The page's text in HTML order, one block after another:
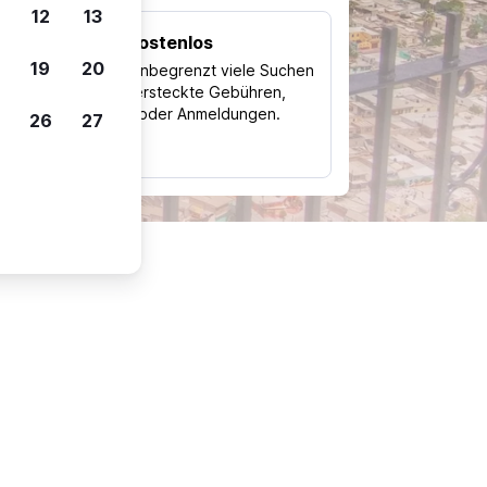
Kostenlos
Nutze unbegrenzt viele Suchen
ohne versteckte Gebühren,
Kosten oder Anmeldungen.
12 13
19 20
26 27